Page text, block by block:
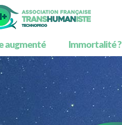
augmenté Immortalité ?